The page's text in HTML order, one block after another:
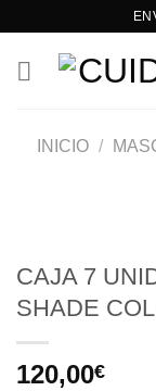
contenido
INICIO /
CAJA 7
SHADE
120,00€